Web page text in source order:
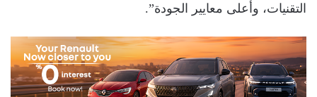
التقنيات، وأعلى معايير الجودة”.